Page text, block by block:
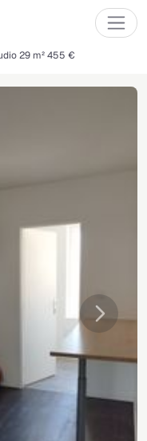
29 m² 455 €